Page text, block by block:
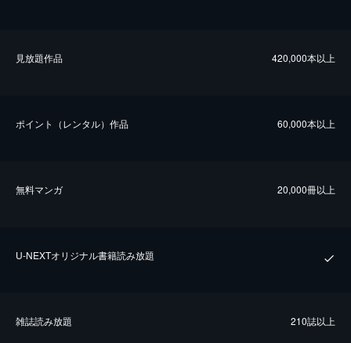
⾒放題作品 420,000本以上
ポイント（レンタル）作品 60,000本以上
無料マンガ 20,000冊以上
U-NEXTオリジナル書籍読み放題
雑誌読み放題 210誌以上